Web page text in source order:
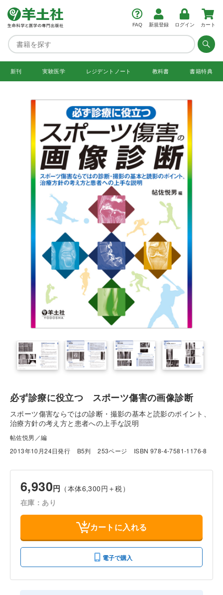
FAQ 新規登録 ログイン カート
新刊 実験医学 レジデント ノート 教科書 書籍特典
必ず診療に役立つ スポーツ傷害の画像診断
スポーツ傷害ならではの診断・撮影の基本と読影のポイント、
治療方針の考え方と患者への上手な説明
帖佐悦男／編
2013年10月24日発行
B5判 253ページ ISBN 978-4-7581-1176-8
6,930円 （本体6,300円＋税）
在庫：あり
カートに入れる
電子で購入